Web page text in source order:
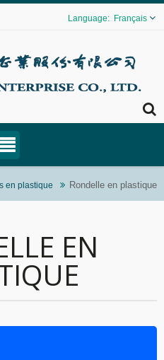
Français
en plastique Rondelle en plastique
EN